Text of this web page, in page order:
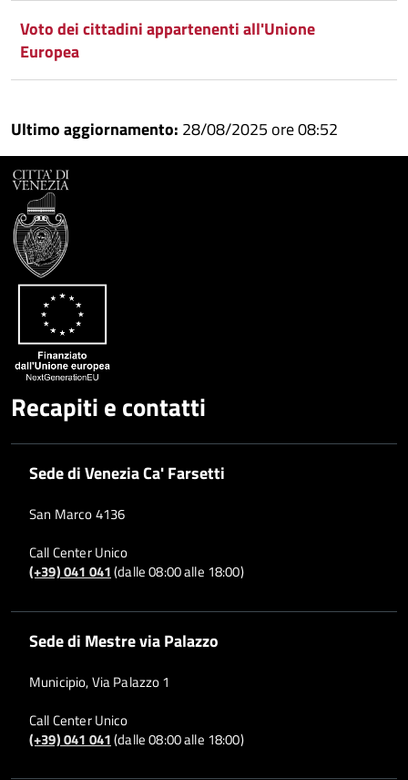
Voto dei cittadini appartenenti all'Unione
Europea
Ultimo aggiornamento: 28/08/2025 ore 08:52
Recapiti e contatti
Sede di Venezia Ca' Farsetti
San Marco 4136
Call Center Unico
(+39) 041 041(dalle 08:00 alle 18:00)
Sede di Mestre via Palazzo
Municipio, Via Palazzo 1
Call Center Unico
(+39) 041 041(dalle 08:00 alle 18:00)